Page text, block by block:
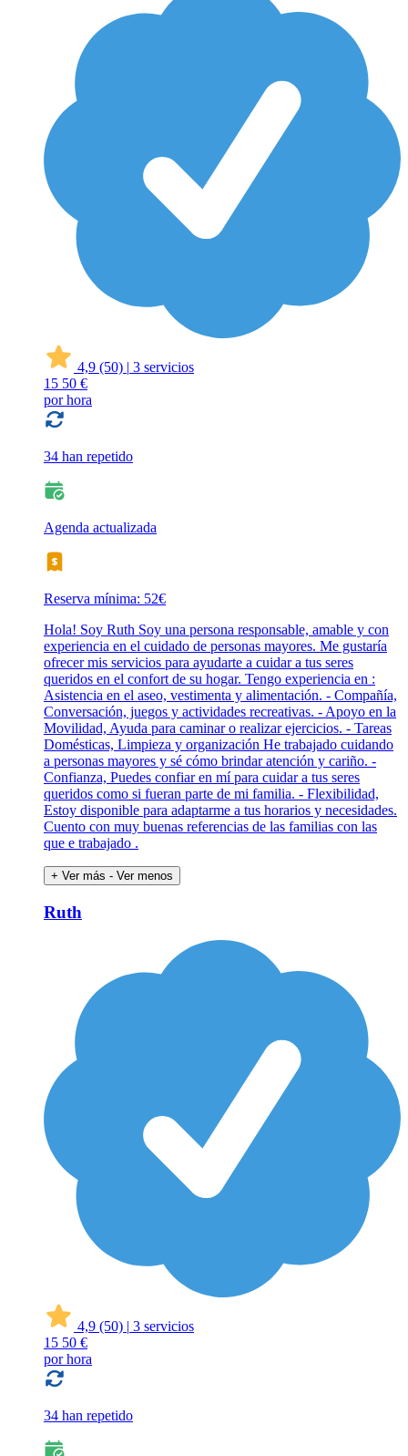
4,9 (50) | 3 servicios
15 50 €
por hora
34 han repetido
Agenda actualizada
Reserva mínima: 52€
Hola! Soy Ruth Soy una persona responsable, amable y con
experiencia en el cuidado de personas mayores. Me gustaría
ofrecer mis servicios para ayudarte a cuidar a tus seres
queridos en el confort de su hogar. Tengo experiencia en :
Asistencia en el aseo, vestimenta y alimentación. - Compañía,
Conversación, juegos y actividades recreativas. - Apoyo en la
Movilidad, Ayuda para caminar o realizar ejercicios. - Tareas
Domésticas, Limpieza y organización He trabajado cuidando
a personas mayores y sé cómo brindar atención y cariño. -
Confianza, Puedes confiar en mí para cuidar a tus seres
queridos como si fueran parte de mi familia. - Flexibilidad,
Estoy disponible para adaptarme a tus horarios y necesidades.
Cuento con muy buenas referencias de las familias con las
que e trabajado .
+ Ver más - Ver menos
Ruth
4,9 (50) | 3 servicios
15 50 €
por hora
34 han repetido